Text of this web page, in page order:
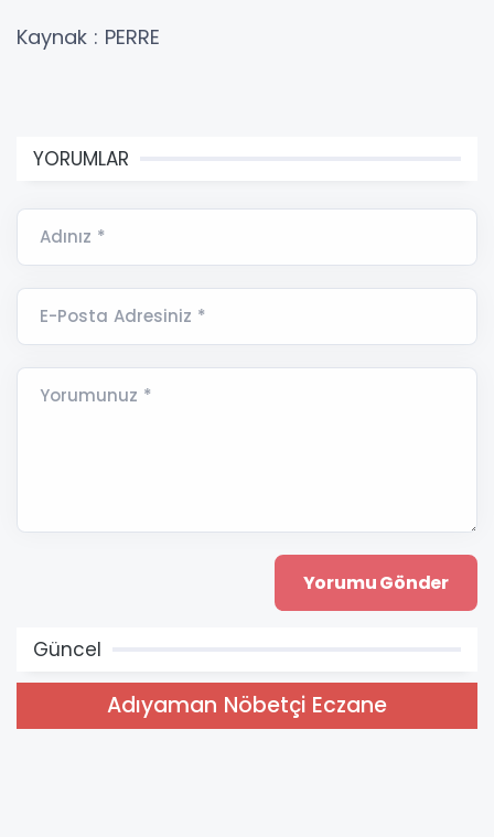
Kaynak : PERRE
YORUMLAR
Adınız *
E-Posta Adresiniz *
Yorumunuz *
Güncel
Adıyaman Nöbetçi Eczane